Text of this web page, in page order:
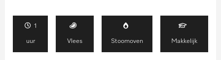
1
uur Vlees Stoomoven Makkelijk